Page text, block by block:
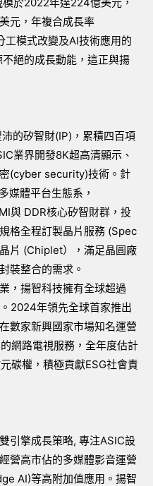
元，年複合成長率
工模式改變及AI技術應用的
絕的成長動能，這正與揚
的矽智財(IP)，累積四百項
業界開發8K超高清顯示、
(cyber security)技術。針
媒體平台生態系，
與 DDR核心矽智財群，投
格全程訂製晶片服務 (Spec
片 (Chiplet），滿足晶圓廠
裝整合的需求。
，揚智科技擁有全球超過
2024年領先全球首家推出
數家新興國家市場知名運營
網路電視服務，全年度估計
碳權，積極貢獻ESG社會責
引擎成長策略, 專注ASIC設
營高市佔的多媒體影音運營
AI)等高附加值應用。揚智